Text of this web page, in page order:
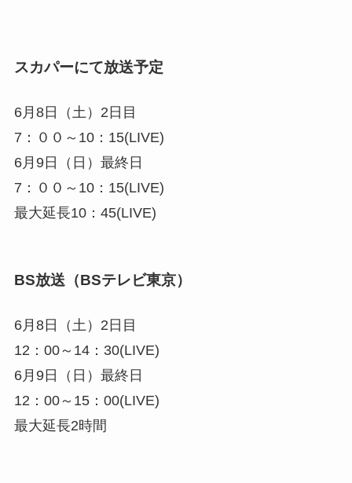
スカパーにて放送予定
6月8日（土）2日目
7：００～10：15(LIVE)
6月9日（日）最終日
7：００～10：15(LIVE)
最大延長10：45(LIVE)
BS放送（BSテレビ東京）
6月8日（土）2日目
12：00～14：30(LIVE)
6月9日（日）最終日
12：00～15：00(LIVE)
最大延長2時間